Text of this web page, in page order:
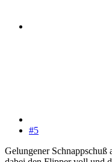
#5
Gelungener Schnappschuß